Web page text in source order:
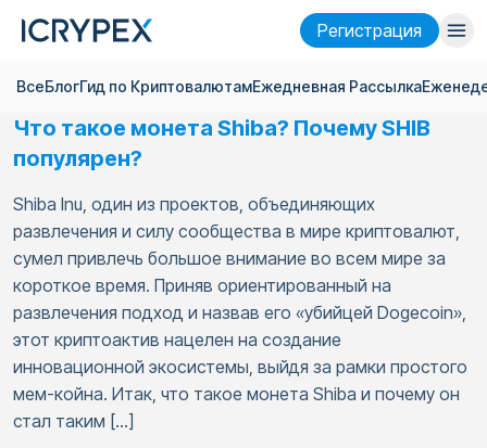
Pегистрация
Войти Pегистрация
Исследовать
Помощь
Фьючерсыx50
Language Русский
ВсеБлогГид по КриптовалютамЕжедневная Pассылка
Что такое монета Shiba? Почему SHIB
популярен?
Shiba Inu, один из проектов, объединяющих
развлечения и силу сообщества в мире криптовалют,
сумел привлечь большое внимание во всем мире за
короткое время. Приняв ориентированный на
развлечения подход и назвав его «убийцей Dogecoin»,
этот криптоактив нацелен на создание
инновационной экосистемы, выйдя за рамки простого
мем-койна. Итак, что такое монета Shiba и почему он
стал таким […]